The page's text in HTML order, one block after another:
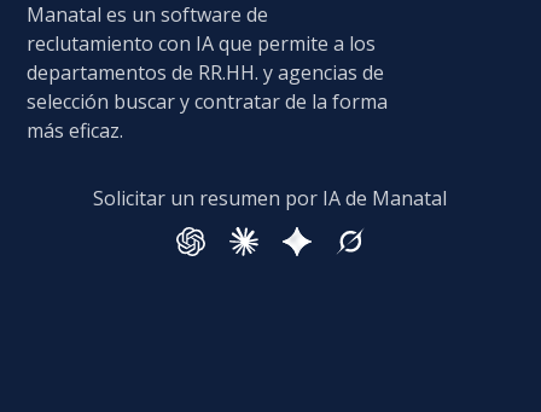
Manatal es un software de
reclutamiento con IA que permite a los
departamentos de RR.HH. y agencias de
selección buscar y contratar de la forma
más eficaz.
Solicitar un resumen por IA de Manatal